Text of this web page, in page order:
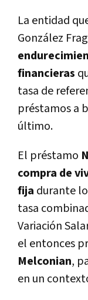
La entidad
González
financieras
tasa de
préstamos a
último.
El préstamo
compra de
fija durante
tasa
Variación
el entonces
Melconian,
en un